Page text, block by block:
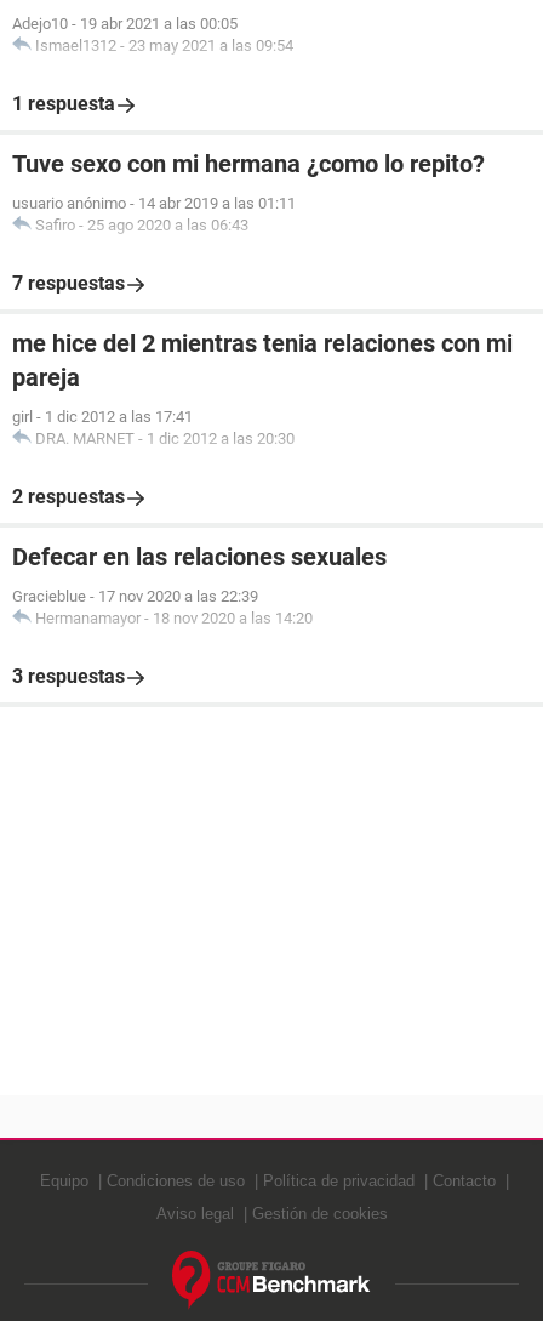
Adejo10 - 19 abr 2021 a las 00:05
Ismael1312 - 23 may 2021 a las 09:54
1 respuesta
Tuve sexo con mi hermana ¿como lo repito?
usuario anónimo - 14 abr 2019 a las 01:11
Safiro - 25 ago 2020 a las 06:43
7 respuestas
me hice del 2 mientras tenia relaciones con mi
pareja
girl - 1 dic 2012 a las 17:41
DRA. MARNET - 1 dic 2012 a las 20:30
2 respuestas
Defecar en las relaciones sexuales
Gracieblue - 17 nov 2020 a las 22:39
Hermanamayor - 18 nov 2020 a las 14:20
3 respuestas
Equipo Condiciones de uso Política de privacidad
Contacto
Aviso legal
Gestión de cookies